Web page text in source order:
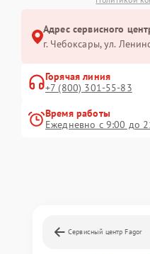
Адрес сервисного
г. Чебоксары, ул.
Горячая линия
+7 (800) 301-55-83
Время работы
Ежедневно с 9:00 до
Сервисный центр Fagor